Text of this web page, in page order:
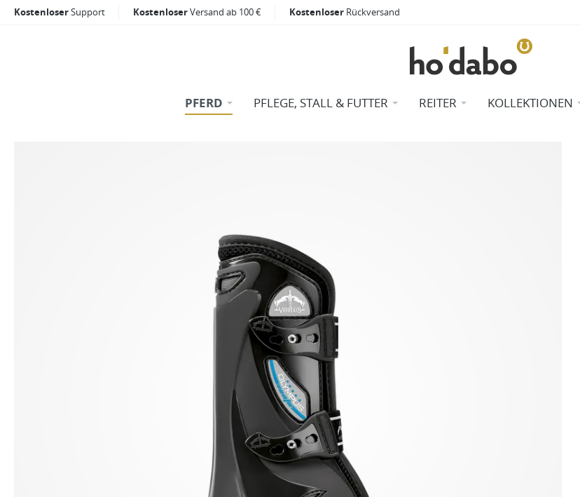
KostenloserSupport KostenloserVersand ab 100 € Kostenloser Rückversand
PFERD PFLEGE, STALL & FUTTER REITER KOLLEKTIONEN